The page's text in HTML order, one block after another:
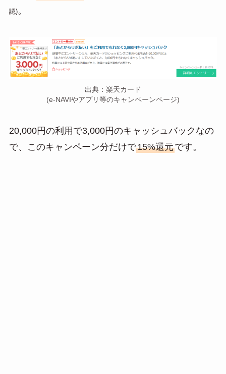
認)。
出典：楽天カード
(e-NAVIやアプリ等のキャンペーンページ)
20,000円の利用で3,000円のキャッシュバックなの
で、このキャンペーン分だけで15%還元です。